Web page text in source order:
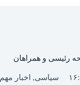
رئیسی و همراهان
سیاسی, اخبار مهم